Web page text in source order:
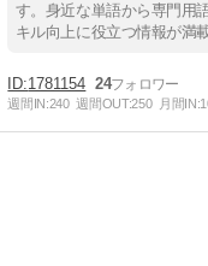
す。身近な単語から専門用
キル向上に役立つ情報が満載
1781154 24
週間IN:240 週間OUT:250 月間IN: